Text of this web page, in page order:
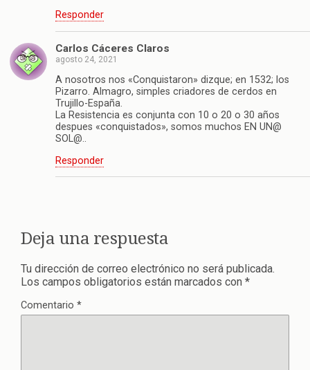
Responder
Carlos Cáceres Claros
agosto 24, 2021
A nosotros nos «Conquistaron» dizque; en 1532; los
Pizarro. Almagro, simples criadores de cerdos en
Trujillo-España.
La Resistencia es conjunta con 10 o 20 o 30 años
despues «conquistados», somos muchos EN UN@
SOL@..
Responder
Deja una respuesta
Tu dirección de correo electrónico no será publicada.
Los campos obligatorios están marcados con *
Comentario *